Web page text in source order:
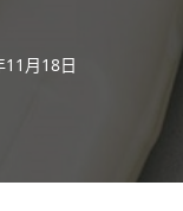
月18日